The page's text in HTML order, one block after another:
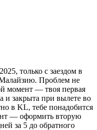
только с заездом в
Проблем не
момент — твоя первая
и закрыта при вылете во
в KL, тебе понадобится
— оформить вторую
за 5 до обратного